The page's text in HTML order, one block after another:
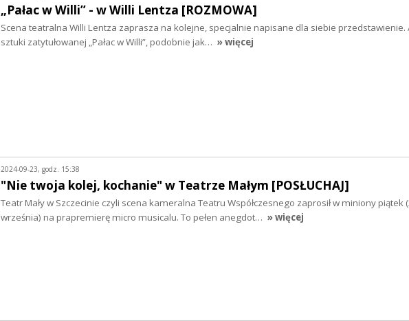
„Pałac w Willi” - w Willi Lentza [ROZMOWA]
Scena teatralna Willi Lentza zaprasza na kolejne, specjalnie napisane dla siebie przedstawienie.
sztuki zatytułowanej „Pałac w Willi”, podobnie jak… » więcej
2024-09-23, godz. 15:38
"Nie twoja kolej, kochanie" w Teatrze Małym [POSŁUCHAJ]
Teatr Mały w Szczecinie czyli scena kameralna Teatru Współczesnego zaprosił w miniony piątek
września) na prapremierę micro musicalu. To pełen anegdot… » więcej